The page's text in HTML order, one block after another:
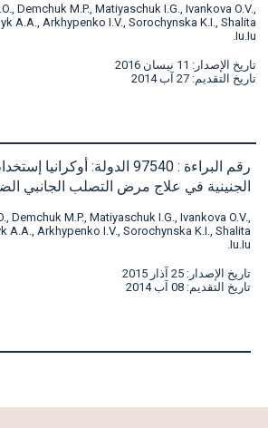
Demchuk M.P., Matiyaschuk I.G., Ivankova O.V.,
A.A., Arkhypenko I.V., Sorochynska K.I., Shalita
Iu.Iu.
تاريخ الإصدار: 11 نيسان 2016
تاريخ التقديم: 27 آب 2014
رقم البراءة : 97540 الدولة:
الجنينية في علاج مرض التصلب الجانبي
Demchuk M.P., Matiyaschuk I.G., Ivankova O.V.,
A.A., Arkhypenko I.V., Sorochynska K.I., Shalita
Iu.Iu.
تاريخ الإصدار: 25 آذار 2015
تاريخ التقديم: 08 آب 2014